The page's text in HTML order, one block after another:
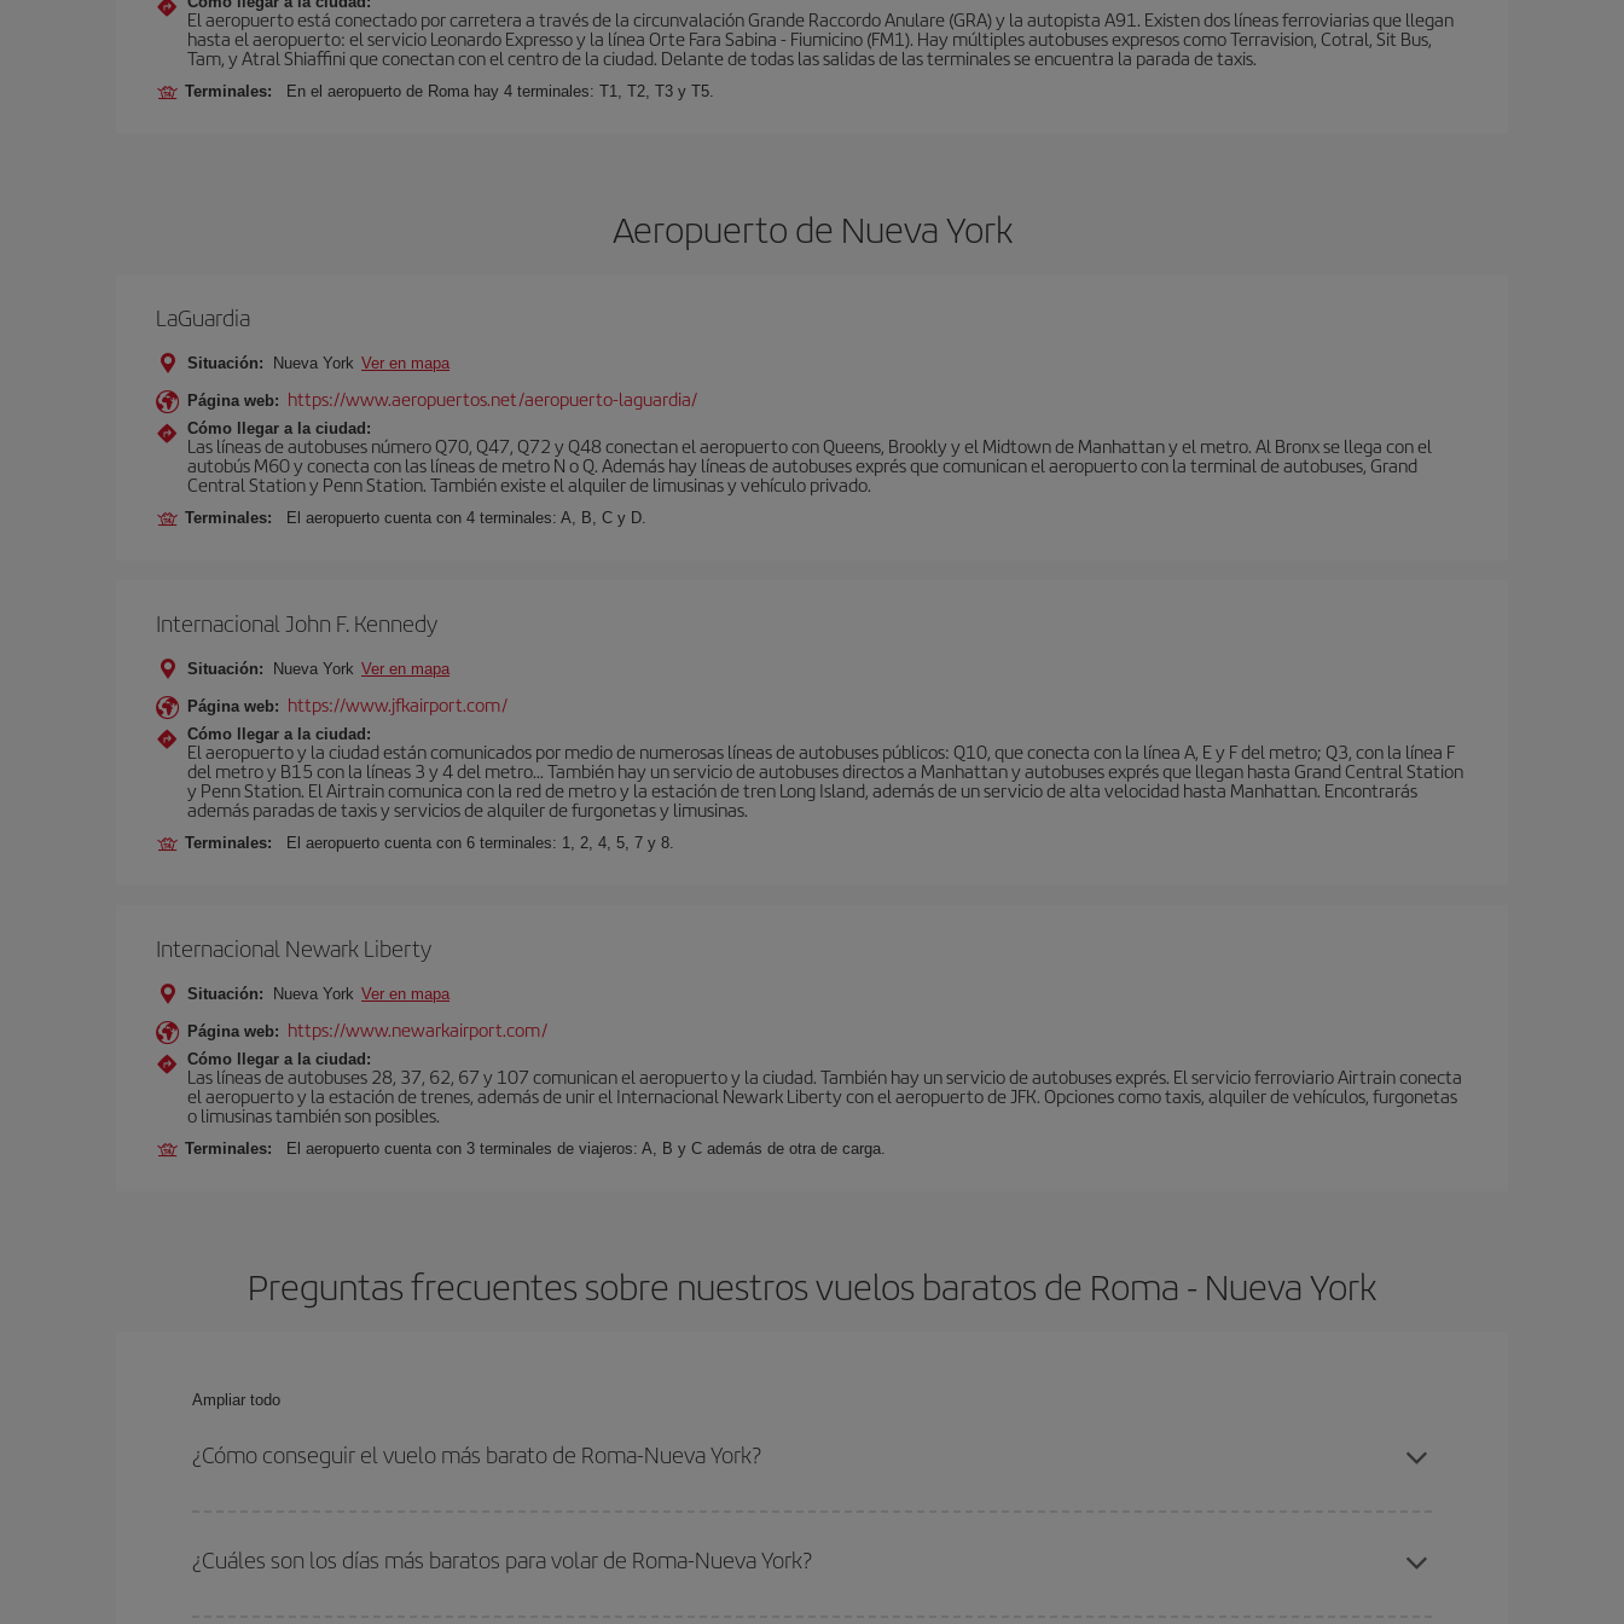
El aeropuerto está conectado por carretera a través de la circunvalación Grande Raccordo Anulare (GRA) y la autopista A91. Existen dos líneas ferroviarias que llegan
hasta el aeropuerto: el servicio Leonardo Expresso y la línea Orte Fara Sabina - Fiumicino (FM1). Hay múltiples autobuses expresos como Terravision, Cotral, Sit Bus,
Tam, y Atral Shiaffini que conectan con el centro de la ciudad. Delante de todas las salidas de las terminales se encuentra la parada de taxis.
Terminales: En el aeropuerto de Roma hay 4 terminales: T1, T2, T3 y T5.
Aeropuerto de Nueva York
LaGuardia
Situación: Nueva York Ver en mapa
Página web: https://www.aeropuertos.net/aeropuerto-laguardia/
Cómo llegar a la ciudad:
Las líneas de autobuses número Q70, Q47, Q72 y Q48 conectan el aeropuerto con Queens, Brookly y el Midtown de Manhattan y el metro. Al Bronx se llega con el
autobús M60 y conecta con las líneas de metro N o Q. Además hay líneas de autobuses exprés que comunican el aeropuerto con la terminal de autobuses, Grand
Central Station y Penn Station. También existe el alquiler de limusinas y vehículo privado.
Terminales: El aeropuerto cuenta con 4 terminales: A, B, C y D.
Internacional John F. Kennedy
Situación: Nueva York Ver en mapa
Página web: https://www.jfkairport.com/
Cómo llegar a la ciudad:
El aeropuerto y la ciudad están comunicados por medio de numerosas líneas de autobuses públicos: Q10, que conecta con la línea A, E y F del metro; Q3, con la línea F
del metro y B15 con la líneas 3 y 4 del metro… También hay un servicio de autobuses directos a Manhattan y autobuses exprés que llegan hasta Grand Central Station
y Penn Station. El Airtrain comunica con la red de metro y la estación de tren Long Island, además de un servicio de alta velocidad hasta Manhattan. Encontrarás
además paradas de taxis y servicios de alquiler de furgonetas y limusinas.
Terminales: El aeropuerto cuenta con 6 terminales: 1, 2, 4, 5, 7 y 8.
Internacional Newark Liberty
Situación: Nueva York Ver en mapa
Página web: https://www.newarkairport.com/
Cómo llegar a la ciudad:
Las líneas de autobuses 28, 37, 62, 67 y 107 comunican el aeropuerto y la ciudad. También hay un servicio de autobuses exprés. El servicio ferroviario Airtrain conecta
el aeropuerto y la estación de trenes, además de unir el Internacional Newark Liberty con el aeropuerto de JFK. Opciones como taxis, alquiler de vehículos, furgonetas
o limusinas también son posibles.
Terminales: El aeropuerto cuenta con 3 terminales de viajeros: A, B y C además de otra de carga.
Preguntas frecuentes sobre nuestros vuelos baratos de Roma - Nueva York
Ampliar todo
¿Cómo conseguir el vuelo más barato de Roma-Nueva York?
las fechas y horarios de ida y vuelta.
¿Cuáles son los días más baratos para volar de Roma-Nueva York?